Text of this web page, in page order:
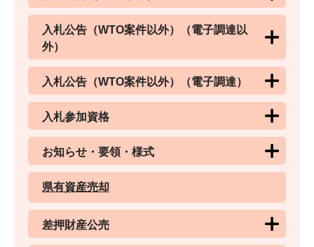
入札公告（WTO案件以外）（電子調達以
外）
入札公告（WTO案件以外）（電子調達）
入札参加資格
お知らせ・要領・様式
県有資産売却
差押財産公売